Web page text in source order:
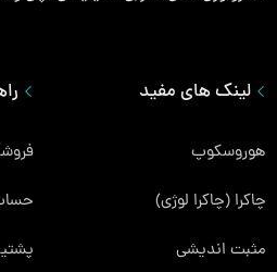
لینک های مفید
هوروسکوپ
چاکرا (چاکرا لوژی)
مثبت اندیشی